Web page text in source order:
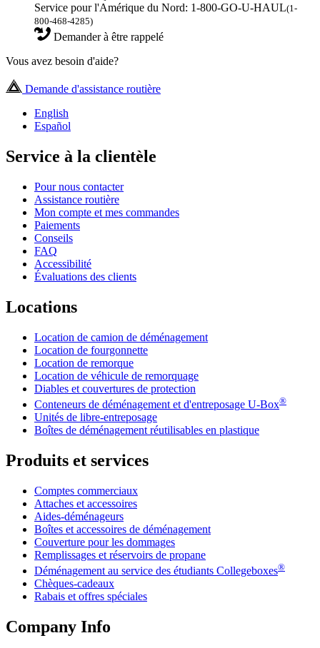
Service pour l'Amérique du Nord: 1-800-GO-U-HAUL(1-
800-468-4285)
Demander à être rappelé
Vous avez besoin d'aide?
Demande d'assistance routière
English
Español
Service à la clientèle
Pour nous contacter
Assistance routière
Mon compte et mes commandes
Paiements
Conseils
FAQ
Accessibilité
Évaluations des clients
Locations
Location de camion de déménagement
Location de fourgonnette
Location de remorque
Location de véhicule de remorquage
Diables et couvertures de protection
Conteneurs de déménagement et d'entreposage U-Box®
Unités de libre-entreposage
Boîtes de déménagement réutilisables en plastique
Produits et services
Comptes commerciaux
Attaches et accessoires
Aides-déménageurs
Boîtes et accessoires de déménagement
Couverture pour les dommages
Remplissages et réservoirs de propane
Déménagement au service des étudiants Collegeboxes®
Chèques-cadeaux
Rabais et offres spéciales
Company Info